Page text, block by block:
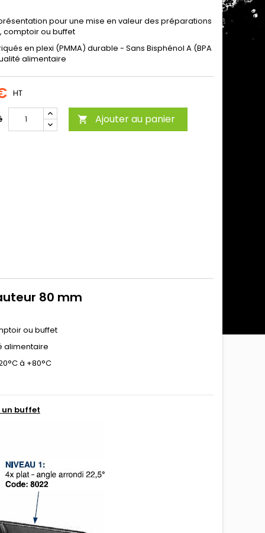
pour une mise en valeur des préparations
comptoir ou buffet
en plexi (PMMA) durable - Sans Bisphénol A (BPA
alimentaire
HT
 Ajouter au panier
80 mm
ou buffet
alimentaire
à +80°C
un buffet